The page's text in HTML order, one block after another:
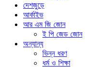
দেশজুড়ে
আর্কাইভ
আর এম জি জোন
ই পি জেড জোন
অন্যান্য
ভিন্ন ধরণ
ধর্ম ও শিক্ষা